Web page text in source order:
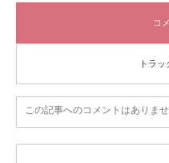
コ
トラ
この記事へのコメントはありませ